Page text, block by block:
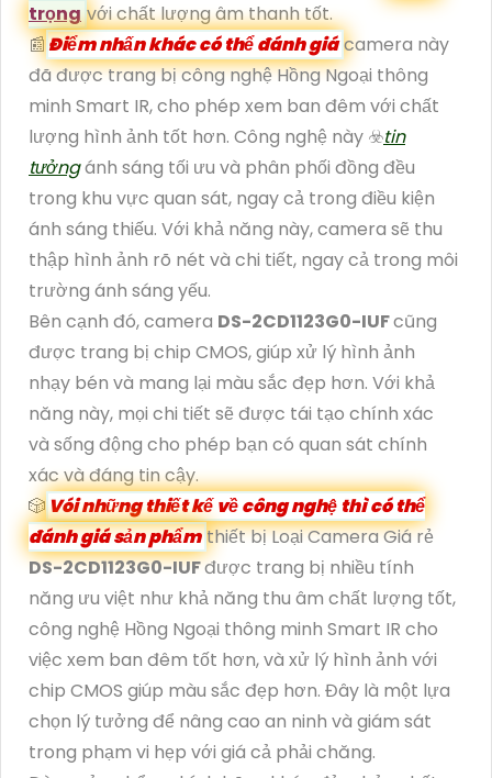
trọng với chất lượng âm thanh tốt.
📰Điểm nhấn khác có thể đánh giácamera này
đã được trang bị công nghệ Hồng Ngoại thông
minh Smart IR, cho phép xem ban đêm với chất
lượng hình ảnh tốt hơn. Công nghệ này ☣️tin
tưởngánh sáng tối ưu và phân phối đồng đều
trong khu vực quan sát, ngay cả trong điều kiện
ánh sáng thiếu. Với khả năng này, camera sẽ thu
thập hình ảnh rõ nét và chi tiết, ngay cả trong môi
trường ánh sáng yếu.
Bên cạnh đó, camera DS-2CD1123G0-IUFcũng
được trang bị chip CMOS, giúp xử lý hình ảnh
nhạy bén và mang lại màu sắc đẹp hơn. Với khả
năng này, mọi chi tiết sẽ được tái tạo chính xác
và sống động cho phép bạn có quan sát chính
xác và đáng tin cậy.
🎲Vói những thiết kế về công nghệ thì có thể
đánh giá sản phẩmthiết bị Loại Camera Giá rẻ
DS-2CD1123G0-IUFđược trang bị nhiều tính
năng ưu việt như khả năng thu âm chất lượng tốt,
công nghệ Hồng Ngoại thông minh Smart IR cho
việc xem ban đêm tốt hơn, và xử lý hình ảnh với
chip CMOS giúp màu sắc đẹp hơn. Đây là một lựa
chọn lý tưởng để nâng cao an ninh và giám sát
trong phạm vi hẹp với giá cả phải chăng.